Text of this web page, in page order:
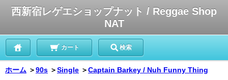
西新宿レゲエショップナット / Reggae Shop
NAT
カート 検索
ホーム ＞90s ＞Single ＞Captain Barkey / Nuh Funny Thing